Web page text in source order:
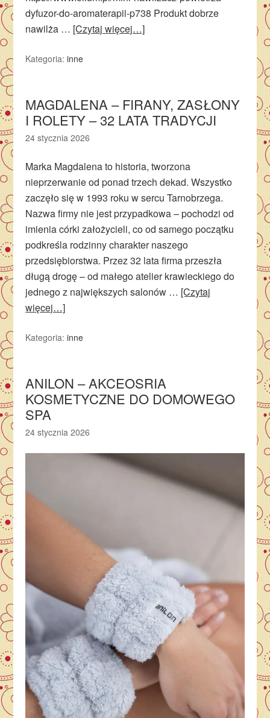
dyfuzor-do-aromaterapii-p738 Produkt dobrze
nawilża … [Czytaj więcej…]
Kategoria:inne
MAGDALENA – FIRANY, ZASŁONY
I ROLETY – 32 LATA TRADYCJI
24 stycznia 2026
Marka Magdalena to historia, tworzona
nieprzerwanie od ponad trzech dekad. Wszystko
zaczęło się w 1993 roku w sercu Tarnobrzega.
Nazwa firmy nie jest przypadkowa – pochodzi od
imienia córki założycieli, co od samego początku
podkreśla rodzinny charakter naszego
przedsiębiorstwa. Przez 32 lata firma przeszła
długą drogę – od małego atelier krawieckiego do
jednego z największych salonów … [Czytaj
więcej…]
Kategoria:inne
ANILON – AKCEOSRIA
KOSMETYCZNE DO DOMOWEGO
SPA
24 stycznia 2026